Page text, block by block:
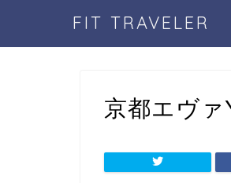
FIT TRAVELER
京都エヴ